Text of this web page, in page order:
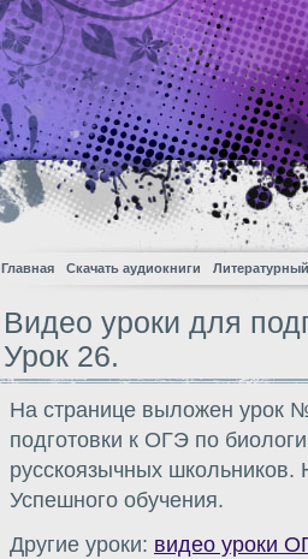
Главная Скачать аудиокниги
Видео уроки для
Урок 26.
На странице выложен урок
подготовки к ОГЭ по
русскоязычных
Успешного обучения.
Другие уроки: видео уроки